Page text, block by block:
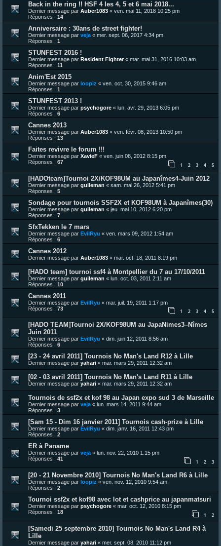
Back in the ring !! HSF 4 les 4, 5 et 6 mai 2018...
Dernier message par Auber1083 « ven. mai 11, 2018 10:25 pm
Réponses : 14
Anniversaire : 30ans de street fighter!
Dernier message par veja « mer. sept. 06, 2017 4:34 pm
Réponses : 1
STUNFEST 2016 !
Dernier message par Resident Fighter« mar. mai 31, 2016 10:03 am
Réponses : 11
Anim'Est 2015
Dernier message par loopiz « ven. oct. 30, 2015 9:46 am
Réponses : 1
STUNFEST 2013 !
Dernier message par psychogore « lun. avr. 29, 2013 6:05 pm
Réponses : 6
Cannes 2013
Dernier message par Auber1083 « ven. févr. 08, 2013 10:50 pm
Réponses : 13
Faites revivre le forum !!!
Dernier message par XavieF « ven. juin 08, 2012 8:15 pm
Réponses : 67 1 2 3 4 5
[HADOteam]Tournoi 2X/KOF98UM au Japanîmes4-Juin 2012
Dernier message par guileman « sam. mai 26, 2012 5:41 pm
Réponses : 5
Sondage pour tournois SSF2X et KOF98UM à Japanîmes(30)
Dernier message par guileman « jeu. mai 10, 2012 6:20 pm
Réponses : 7
SfxTekken le 7 mars
Dernier message par EvilRyu « ven. mars 09, 2012 1:54 am
Réponses : 6
Cannes 2012
Dernier message par Auber1083 « mar. oct. 18, 2011 8:19 pm
[HADO team] tournoi ssf4 à Montpellier du 7 au 17/10/2011
Dernier message par guileman « lun. oct. 03, 2011 2:11 am
Réponses : 10
Cannes 2011
Dernier message par EvilRyu « mar. juil. 19, 2011 1:17 pm
Réponses : 73 1 2 3 4 5
[HADO TEAM]Tournoi 2X/KOF98UM au JapaNimes3–Nîmes
Juin 2011
Dernier message par EvilRyu « dim. juin 12, 2011 8:56 am
Réponses : 6
[23 - 24 avril 2011] Tournois No Man's Land R12 à Lille
Dernier message par yahari « mar. mars 29, 2011 12:32 am
[02 - 03 avril 2011] Tournois No Man's Land R11 à Lille
Dernier message par yahari « mar. mars 29, 2011 12:32 am
Tournois de ssf2x et kof 98 au Japan expo sud 3 de Marseille
Dernier message par veja« lun. mars 14, 2011 9:44 am
Réponses : 3
[Sam 15 - Dim 16 janvier 2011] Tournois cash-prize à Lille
Dernier message par EvilRyu « dim. janv. 16, 2011 12:43 pm
Réponses : 2
ER à Paname
Dernier message par veja« lun. nov. 22, 2010 1:15 pm
Réponses : 41 1 2 3
[20 - 21 Novembre 2010] Tournois No Man's Land R6 à Lille
Dernier message par loopiz « ven. nov. 12, 2010 9:54 am
Réponses : 2
Tournoi ssf2x et kof98 avec lot et cashprice au japanmatsuri
Dernier message par psychogore « mar. oct. 12, 2010 8:15 pm
Réponses : 18 1 2
[Samedi 25 septembre 2010] Tournois No Man's Land R4 à
Lille
Dernier message par yahari « mer. sept. 08, 2010 11:12 pm